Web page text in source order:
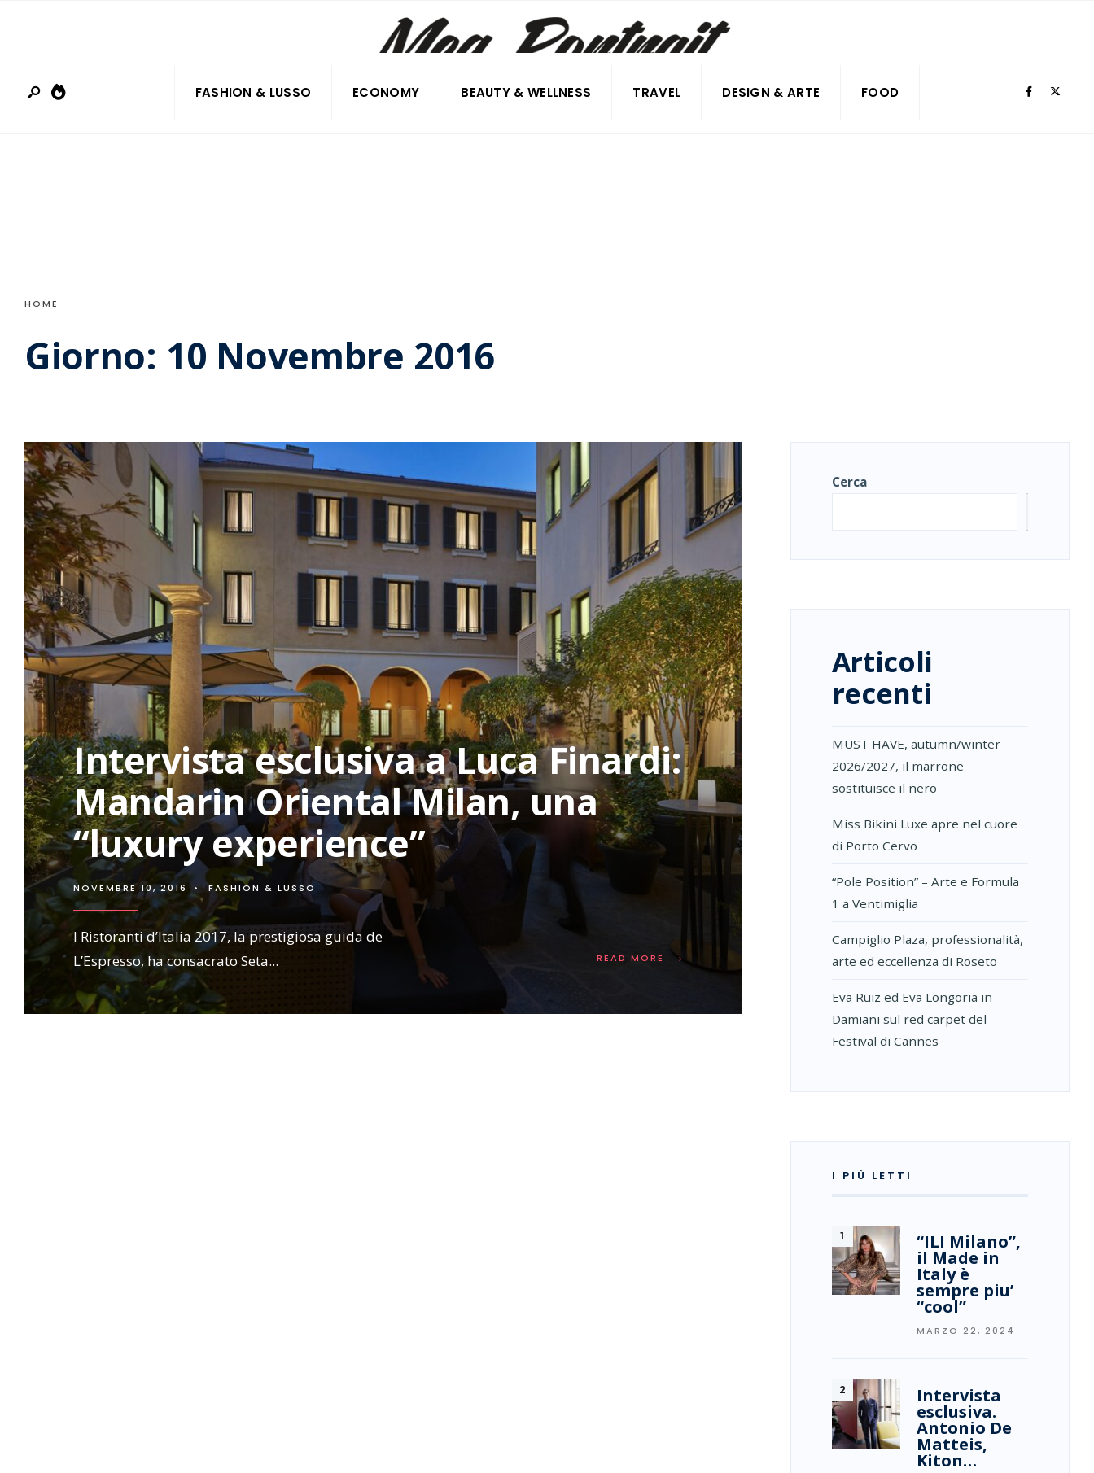
FASHION & LUSSO ECONOMY BEAUTY & WELLNESS TRAVEL DESIGN & ARTE FOOD
HOME
Giorno: 10 Novembre 2016
Intervista esclusiva a Luca Finardi:
Mandarin Oriental Milan, una
“luxury experience”
NOVEMBRE 10, 2016 • FASHION & LUSSO
I Ristoranti d’Italia 2017, la prestigiosa guida de
L’Espresso, ha consacrato Seta... READ MORE →
READ
MORE:
A
Cerca
Articoli
recenti
MUST HAVE, autumn/winter
2026/2027, il marrone
sostituisce il nero
Miss Bikini Luxe apre nel cuore
di Porto Cervo
“Pole Position” – Arte e Formula
1 a Ventimiglia
Campiglio Plaza, professionalità,
arte ed eccellenza di Roseto
Eva Ruiz ed Eva Longoria in
Damiani sul red carpet del
Festival di Cannes
I PIÙ LETTI
“ILI Milano”,
il Made in
Italy è
sempre piu’
“cool”
MARZO 22, 2024
Intervista
esclusiva.
Antonio De
Matteis,
Kiton…